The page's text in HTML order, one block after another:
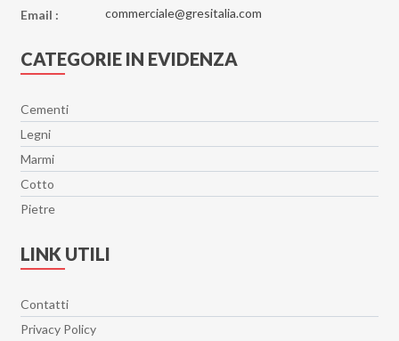
Email : commerciale@gresitalia.com
CATEGORIE IN EVIDENZA
Cementi
Legni
Marmi
Cotto
Pietre
LINK UTILI
Contatti
Privacy Policy